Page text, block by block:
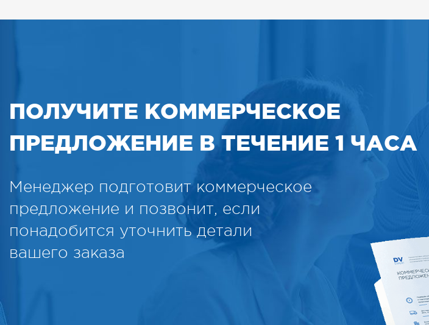
ПОЛУЧИТЕ КОММЕРЧЕСКОЕ
ПРЕДЛОЖЕНИЕ В ТЕЧЕНИЕ 1 ЧАСА
Менеджер подготовит коммерческое
предложение и позвонит, если
понадобится уточнить детали
вашего заказа